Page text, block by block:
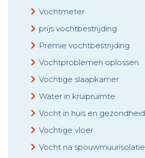
Vochtmeter
prijs vochtbestrijding
Premie vochtbestrijding
Vochtproblemen oplossen
Vochtige slaapkamer
Water in kruipruimte
Vocht in huis en gezondheid
Vochtige vloer
Vocht na spouwmuurisolatie